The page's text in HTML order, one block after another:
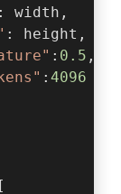
: width,
: height,
: 0.5 ,
: 4096